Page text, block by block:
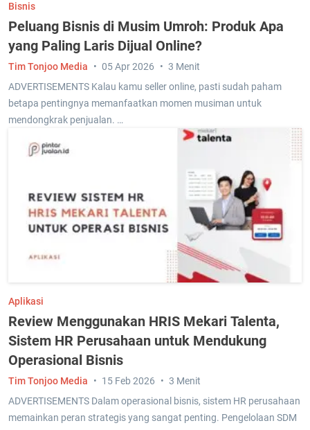
Bisnis
Peluang Bisnis di Musim Umroh: Produk Apa
yang Paling Laris Dijual Online?
ADVERTISEMENTS Kalau kamu seller online, pasti sudah paham
betapa pentingnya memanfaatkan momen musiman untuk
mendongkrak penjualan. …
Tim Tonjoo Media 05 Apr 2026 3 Menit
Aplikasi
Review Menggunakan HRIS Mekari Talenta,
Sistem HR Perusahaan untuk Mendukung
Operasional Bisnis
ADVERTISEMENTS Dalam operasional bisnis, sistem HR perusahaan
memainkan peran strategis yang sangat penting. Pengelolaan SDM
Tim Tonjoo Media 15 Feb 2026 3 Menit